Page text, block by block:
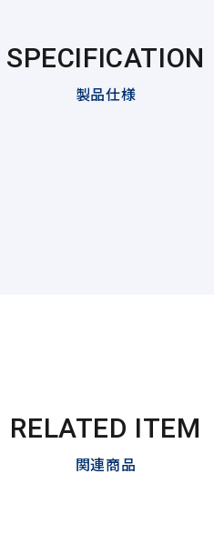
SPECIFICATION
製品仕様
RELATED ITEM
関連商品